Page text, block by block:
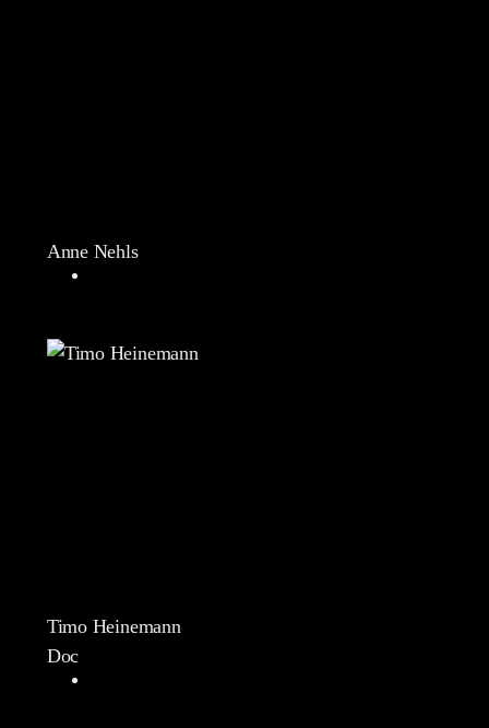
Anne Nehls
Timo Heinemann
Doc